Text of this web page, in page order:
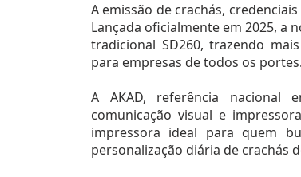
A emissão de crachás,
Lançada oficialmente em 2025, a
tradicional SD260, trazendo
para empresas de todos os portes.
A AKAD, referência nacional
comunicação visual e
impressora ideal para quem
personalização diária de crachás